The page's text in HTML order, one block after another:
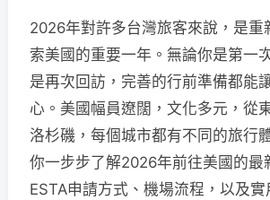
2026年對許多台灣旅客來說，是重
索美國的重要一年。無論你是第一
是再次回訪，完善的行前準備都能
心。美國幅員遼闊，文化多元，從
洛杉磯，每個城市都有不同的旅行
你一步步了解2026年前往美國的最
ESTA申請方式、機場流程，以及